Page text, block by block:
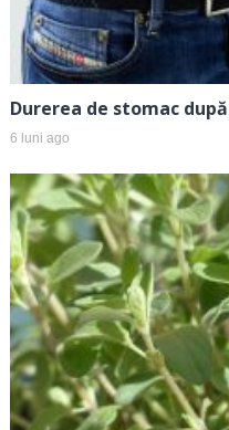
Durerea de stomac
6 luni ago